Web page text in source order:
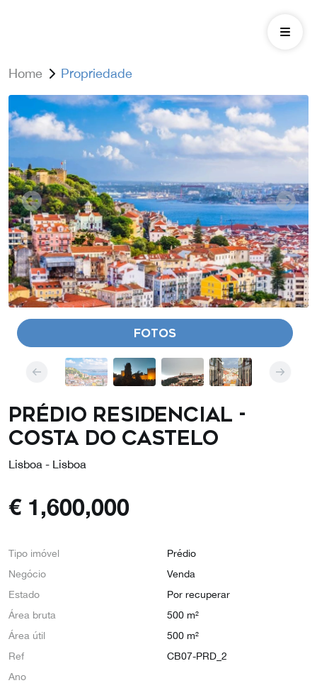
Home Propriedade
FOTOS
Prédio Residencial -
Costa do Castelo
Lisboa - Lisboa
€ 1,600,000
Tipo imóvel
Prédio
Negócio
Venda
Estado
Por recuperar
Área bruta
500 m²
Área útil
500 m²
Ref
CB07-PRD_2
Ano